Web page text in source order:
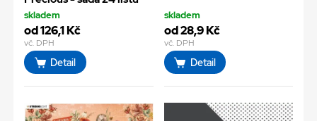
skladem
od 126,1 Kč
vč. DPH
Detail
skladem
od 28,9 Kč
vč. DPH
Detail